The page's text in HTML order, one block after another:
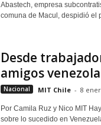
Abastech, empresa
comuna de Macul, despidió el
Desde
amigos
Nacional MIT Chile - 8
Por Camila Ruz y Nico MIT
sobre lo sucedido en